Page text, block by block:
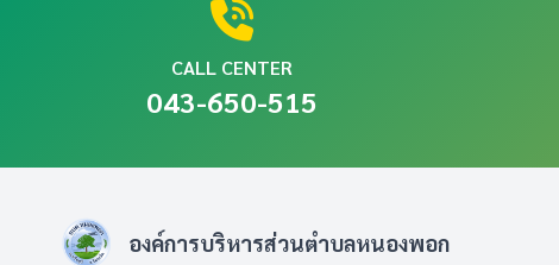
CALL CENTER
043-650-515
องค์การบริหารส่วนตำบลหนองพอก